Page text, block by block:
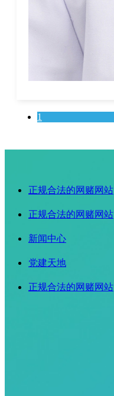
1
正规合法的网赌网站
正规合法的网赌网站
新闻中心
党建天地
正规合法的网赌网站